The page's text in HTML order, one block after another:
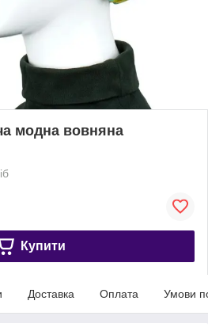
модна вовняна
Купити
Доставка Оплата Умови